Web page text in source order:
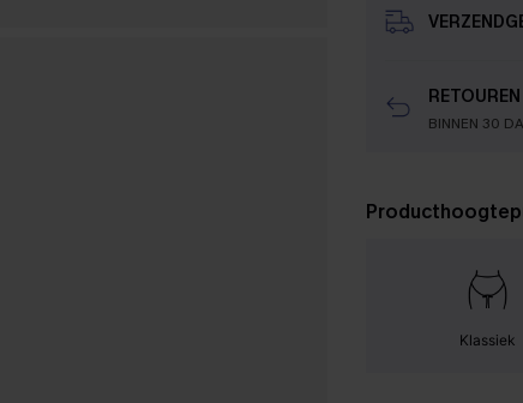
RETOUREN
BINNEN 30
Klassiek